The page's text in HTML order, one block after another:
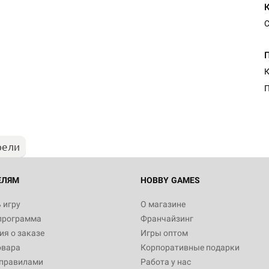
о заказе
HOBBY GAMES
О магазине
Франчайзинг
Игры оптом
Корпоративные подарки
Работа у нас